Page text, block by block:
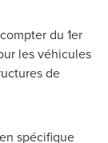
du 1er
les véhicules
de
spécifique